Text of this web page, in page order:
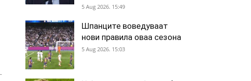
5 Aug 2026. 15:49
Шпанците воведуваат
нови правила оваа сезона
5 Aug 2026. 15:03